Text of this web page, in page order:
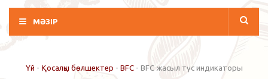
МӘЗІР
Үй - Қосалқы бөлшектер - BFC- BFC жасыл түс индикаторы